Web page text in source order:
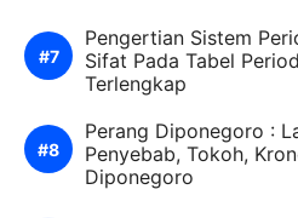
Pengertian Sistem
Sifat Pada Tabel
Terlengkap
Perang Diponegoro :
Penyebab, Tokoh,
Diponegoro